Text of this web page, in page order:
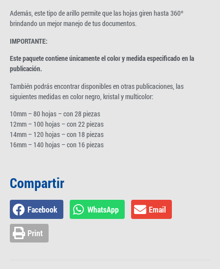
Además, este tipo de arillo permite que las hojas giren hasta 360º
brindando un mejor manejo de tus documentos.
IMPORTANTE:
Este paquete contiene únicamente el color y medida especificado en la
publicación.
También podrás encontrar disponibles en otras publicaciones, las
siguientes medidas en color negro, kristal y multicolor:
10mm – 80 hojas – con 28 piezas
12mm – 100 hojas – con 22 piezas
14mm – 120 hojas – con 18 piezas
16mm – 140 hojas – con 16 piezas
Compartir
Facebook WhatsApp Email
Print